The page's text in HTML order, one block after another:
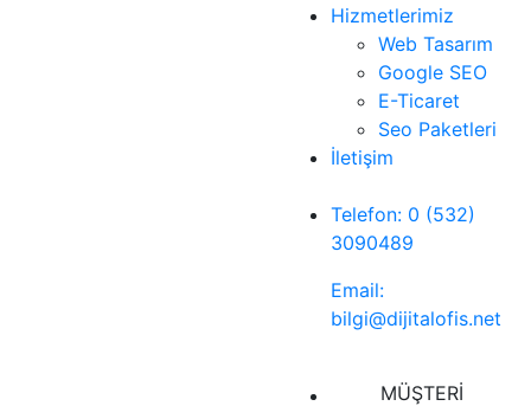
Hizmetlerimiz
Web Tasarım
Google SEO
E-Ticaret
Seo Paketleri
İletişim
Telefon: 0 (532)
3090489
Email:
bilgi@dijitalofis.net
MÜŞTERİ